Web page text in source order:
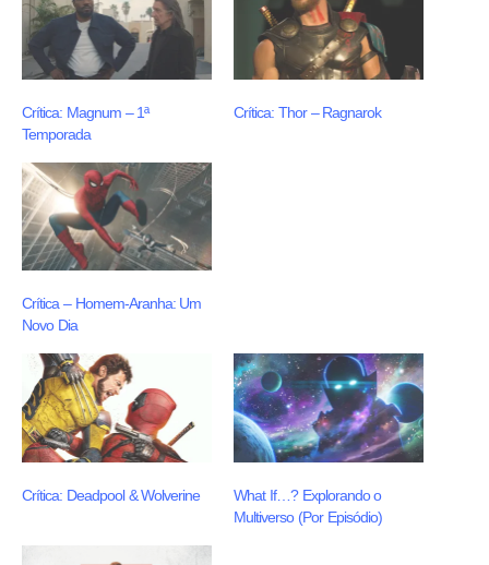
Crítica: Magnum – 1ª
Temporada
Crítica: Thor – Ragnarok
Crítica – Homem-Aranha: Um
Novo Dia
Crítica: Deadpool & Wolverine
What If…? Explorando o
Multiverso (Por Episódio)